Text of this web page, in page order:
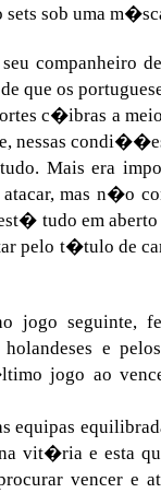
sob uma
companheiro
que os
c�ibras a
nessas
Mais era
mas n�o
tudo em
pelo t�tulo de
seguinte,
e
jogo ao
equipas
na vit�ria e esta
vencer e